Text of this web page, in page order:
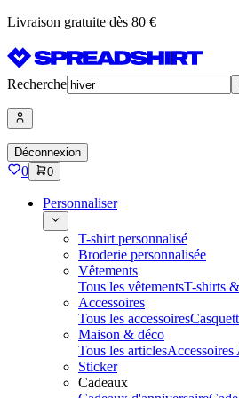
Livraison gratuite dès 80 €
Recherche
Déconnexion
0 0
Personnaliser
T-shirt personnalisé
Broderie personnalisée
Vêtements
Tous les vêtementsT-shirts
Accessoires
Tous les accessoires
Maison & déco
Tous les articles
Sticker
Cadeaux